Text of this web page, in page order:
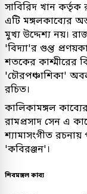
সাবিরিদ খান কর্তৃক
এটি মঙ্গলকাব্যের
মুখ্য উদ্দেশ্য নয়।
'বিদ্যা'র গুপ্ত
শতকের কাশ্মীরের
'চৌরপঞ্চাশিকা'
রচিত।
কালিকামঙ্গল
রামপ্রসাদ সেন এ
শ্যামাসংগীত রচনায়
'কবিরঞ্জন'।
শিবমঙ্গল কাব্য